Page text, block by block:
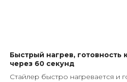
Быстрый нагрев, готовность
через 60 секунд
Стайлер быстро нагревается и